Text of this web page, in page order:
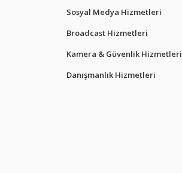
Sosyal Medya Hizmetleri
Broadcast Hizmetleri
Kamera & Güvenlik Hizmetleri
Danışmanlık Hizmetleri